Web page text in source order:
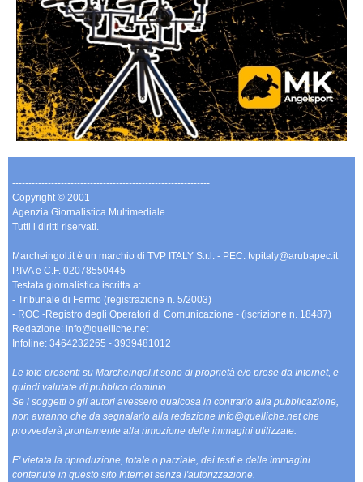
-------------------------------------------------------------
Copyright © 2001-
Agenzia Giornalistica Multimediale.
Tutti i diritti riservati.
Marcheingol.it è un marchio di TVP ITALY S.r.l. - PEC: tvpitaly@arubapec.it
P.IVA e C.F. 02078550445
Testata giornalistica iscritta a:
- Tribunale di Fermo (registrazione n. 5/2003)
- ROC -Registro degli Operatori di Comunicazione - (iscrizione n. 18487)
Redazione: info@quelliche.net
Infoline: 3464232265 - 3939481012
Le foto presenti su Marcheingol.it sono di proprietà e/o prese da Internet, e
quindi valutate di pubblico dominio.
Se i soggetti o gli autori avessero qualcosa in contrario alla pubblicazione,
non avranno che da segnalarlo alla redazione info@quelliche.net che
provvederà prontamente alla rimozione delle immagini utilizzate.
E' vietata la riproduzione, totale o parziale, dei testi e delle immagini
contenute in questo sito Internet senza l'autorizzazione.